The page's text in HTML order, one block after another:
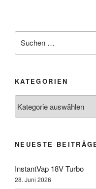
nach:
KATEGORIEN
NEUESTE
InstantVap 18V Turbo
28. Juni 2026